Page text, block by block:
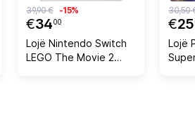
€3400
39,90 € -15%
Lojë Nintendo Switch
LEGO The Movie 2
€25
30,50
Lojë